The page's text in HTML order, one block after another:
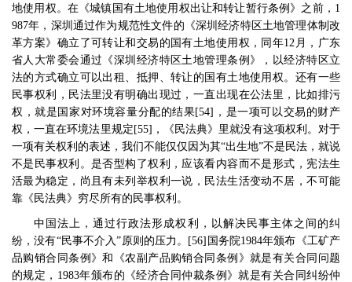
地使用权。在《城镇国有土地使用权出让和转让暂行条例》之前， 1
987年，深圳通过作为规范性文件的《深圳经济特区土地管理体制改
革方案》确立了可转让和交易的国有土地使用权，同年12 月，广东
省人大常委会通过《深圳经济特区土地管理条例》，以经济特区立
法的方式确立可以出租、抵押、转让的国有土地使用权。还有一些
民事权利，民法里没有明确出现过，一直出现在公法里，比如排污
权，就是国家对环境容量分配的结果[54] ，是一项可以交易的财产
权，一直在环境法里规定 [55] ，《民法典》里就没有这项权利。对于
一项有关权利的表述，我们不能仅仅因为其“出生地”不是民法，就说
不是民事权利。是否型构了权利，应该看内容而不是形式，宪法生
活最为稳定，尚且有未列举权利一说，民法生活变动不居，不可能
靠《民法典》穷尽所有的民事权利。
中国法上，通过行政法形成权利，以解决民事主体之间的纠
纷，没有“民事不介入”原则的压力。 [56] 国务院1984年颁布《工矿产
品购销合同条例》和《农副产品购销合同条例》就是有关合同问题
的规定， 1983年颁布的《经济合同仲裁条例》就是有关合同纠纷仲